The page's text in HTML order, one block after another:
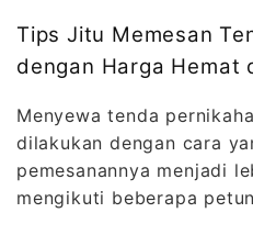
Tips Jitu Memesan
dengan Harga Hemat
Menyewa tenda
dilakukan dengan cara
pemesanannya menjadi
mengikuti beberapa